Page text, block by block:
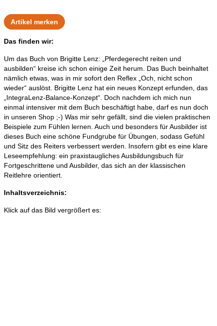
Artikel merken
Das finden wir:
Um das Buch von Brigitte Lenz: „Pferdegerecht reiten und
ausbilden“ kreise ich schon einige Zeit herum. Das Buch beinhaltet
nämlich etwas, was in mir sofort den Reflex „Och, nicht schon
wieder“ auslöst. Brigitte Lenz hat ein neues Konzept erfunden, das
„IntegraLenz-Balance-Konzept“. Doch nachdem ich mich nun
einmal intensiver mit dem Buch beschäftigt habe, darf es nun doch
in unseren Shop ;-) Was mir sehr gefällt, sind die vielen praktischen
Beispiele zum Fühlen lernen. Auch und besonders für Ausbilder ist
dieses Buch eine schöne Fundgrube für Übungen, sodass Gefühl
und Sitz des Reiters verbessert werden. Insofern gibt es eine klare
Leseempfehlung: ein praxistaugliches Ausbildungsbuch für
Fortgeschrittene und Ausbilder, das sich an der klassischen
Reitlehre orientiert.
Inhaltsverzeichnis:
Klick auf das Bild vergrößert es: